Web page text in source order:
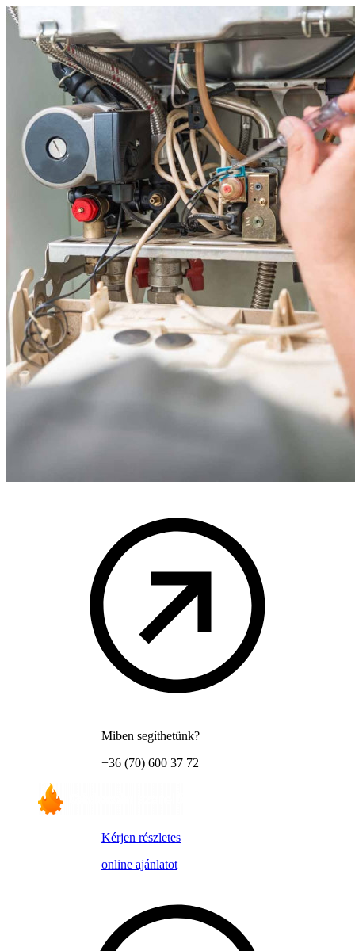
Miben segíthetünk?
+36 (70) 600 37 72
Kérjen részletes
online ajánlatot